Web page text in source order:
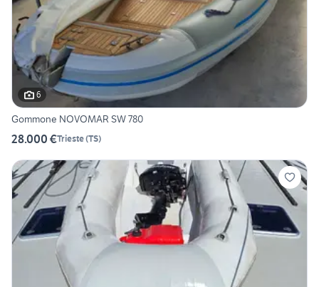
6
Gommone NOVOMAR SW 780
28.000 €Trieste(TS)